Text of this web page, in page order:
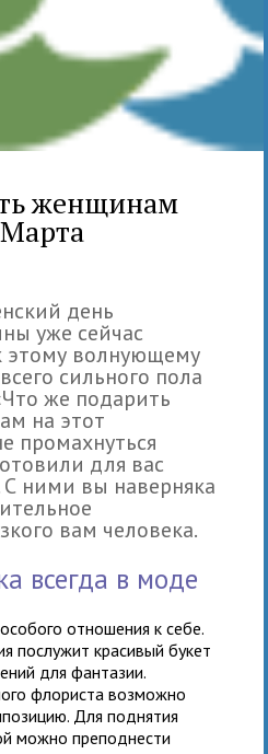
женщинам
день
уже сейчас
этому волнующему
сильного пола
же подарить
на этот
промахнуться
для вас
ними вы наверняка
вам человека.
всегда в моде
отношения к себе.
послужит красивый букет
для фантазии.
флориста возможно
Для поднятия
можно преподнести